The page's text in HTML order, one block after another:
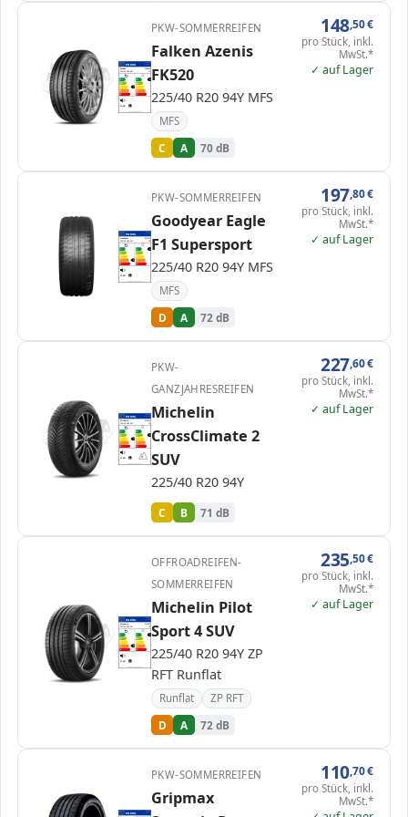
ENERG 1366907
Falken 355599
225/40 R20 94Y C1
A
B
C C
D
E
A A
B
C
D
E
70 dB
PKW-SOMMERREIFEN
Falken Azenis
FK520
225/40 R20 94Y MFS
MFS
C A 70 dB
148,50€
pro Stück, inkl.
MwSt.*
✓ auf Lager
ENERG 1202784
Goodyear 581441
225/40 R20 94Y C1
A
B
C
D
D
E
A A
B
C
D
E
72 dB
PKW-SOMMERREIFEN
Goodyear Eagle
F1 Supersport
225/40 R20 94Y MFS
MFS
D A 72 dB
197,80€
pro Stück, inkl.
MwSt.*
✓ auf Lager
ENERG 2034935
Michelin 625951
225/40 R20 94Y C1
A
B
C C
D
E
A
B B
C
D
E
71 dB
PKW-
GANZJAHRESREIFEN
Michelin
CrossClimate 2
SUV
225/40 R20 94Y
C B 71 dB
227,60€
pro Stück, inkl.
MwSt.*
✓ auf Lager
ENERG
Michelin 513293
225/40 R20 94Y C1
C C
72 dB B
OFFROADREIFEN-
SOMMERREIFEN
Michelin Pilot
Sport 4 SUV
225/40 R20 94Y ZP
RFT Runflat
Runflat ZP RFT
D A 72 dB
235,50€
pro Stück, inkl.
MwSt.*
✓ auf Lager
ENERG 732247
PKW-SOMMERREIFEN
Gripmax
110,70€
pro Stück, inkl.
MwSt.*